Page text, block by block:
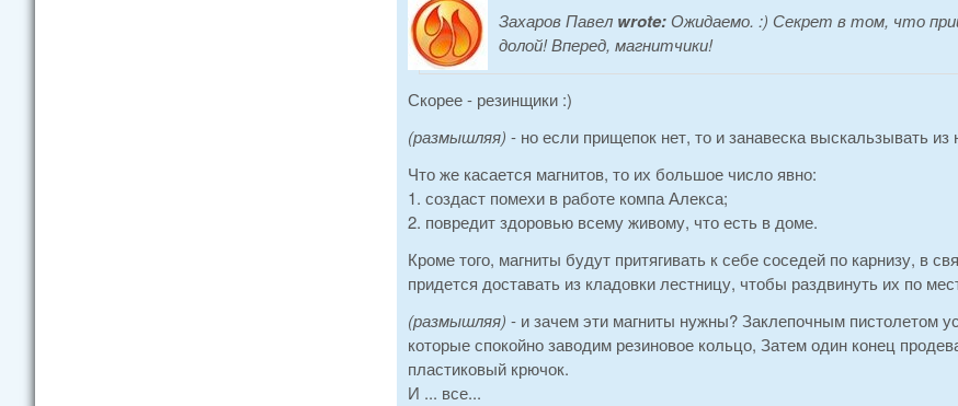
Захаров Павел wrote:Ожидаемо. :) Секрет в том, что
долой! Вперед, магнитчики!
Скорее - резинщики :)
(размышляя) - но если прищепок нет, то и занавеска выскальзывать из
Что же касается магнитов, то их большое число явно:
1. создаст помехи в работе компа Алекса;
2. повредит здоровью всему живому, что есть в доме.
Кроме того, магниты будут притягивать к себе соседей по карнизу, в
придется доставать из кладовки лестницу, чтобы раздвинуть их по
(размышляя) - и зачем эти магниты нужны? Заклепочным пистолетом
которые спокойно заводим резиновое кольцо, Затем один конец
пластиковый крючок.
И ... все...